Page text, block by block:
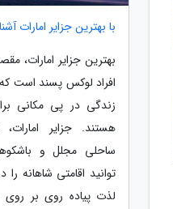
با بهترین جزایر امارات
بهترین جزایر امارات،
افراد لوکس پسند است
زندگی در پی مکانی
هستند. جزایر امارات،
ساحلی مجلل و
توانید اقامتی شاهانه
لذت پیاده روی بر